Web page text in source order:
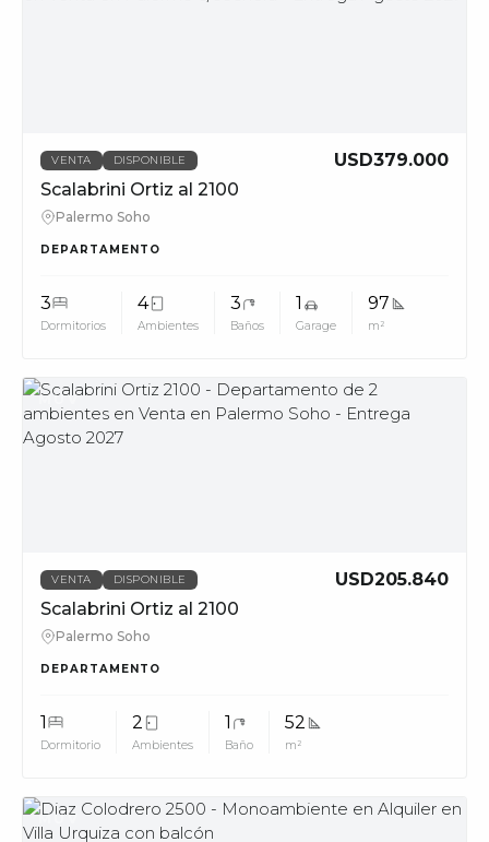
VENTA DISPONIBLE
USD379.000
Scalabrini Ortiz al 2100
Palermo Soho
DEPARTAMENTO
3
Dormitorios
4
Ambientes
3
Baños
1
Garage
97
m²
MUV
VENTA DISPONIBLE
USD205.840
Scalabrini Ortiz al 2100
Palermo Soho
DEPARTAMENTO
1
Dormitorio
2
Ambientes
1
Baño
52
m²
MUV